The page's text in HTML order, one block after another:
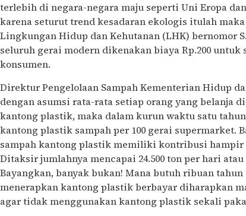
terlebih di negara-negara maju seperti Uni Eropa
karena seturut trend kesadaran ekologis itulah
Lingkungan Hidup dan Kehutanan (LHK) bernomor
seluruh gerai modern dikenakan biaya Rp.200
konsumen.
Direktur Pengelolaan Sampah Kementerian Hidup
dengan asumsi rata-rata setiap orang yang belanja
kantong plastik, maka dalam kurun waktu satu
kantong plastik sampah per 100 gerai supermarket.
sampah kantong plastik memiliki kontribusi hampir
Ditaksir jumlahnya mencapai 24.500 ton per hari
Bayangkan, banyak bukan! Mana butuh ribuan
menerapkan kantong plastik berbayar diharapkan
agar tidak menggunakan kantong plastik sekali